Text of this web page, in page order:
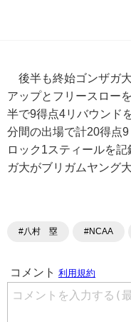
後半も終始ゴンザガ
アップとフリースロー
半で9得点4リバウンド
分間の出場で計20得点
ロック1スティールを
ガ大がブリガムヤング
#八村 塁 #NCAA